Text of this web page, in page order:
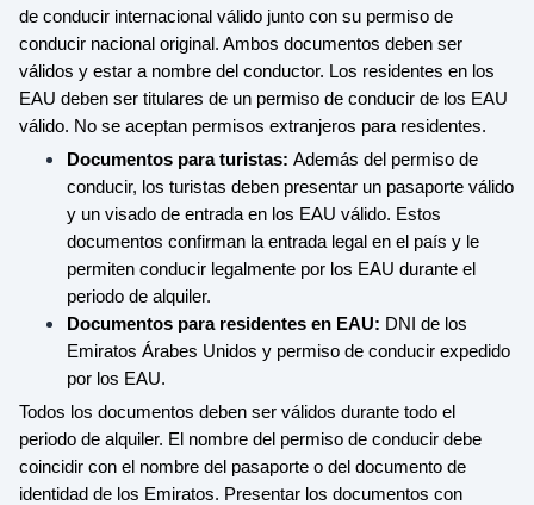
de conducir internacional válido junto con su permiso de
conducir nacional original. Ambos documentos deben ser
válidos y estar a nombre del conductor. Los residentes en los
EAU deben ser titulares de un permiso de conducir de los EAU
válido. No se aceptan permisos extranjeros para residentes.
Documentos para turistas: Además del permiso de
conducir, los turistas deben presentar un pasaporte válido
y un visado de entrada en los EAU válido. Estos
documentos confirman la entrada legal en el país y le
permiten conducir legalmente por los EAU durante el
periodo de alquiler.
Documentos para residentes en EAU: DNI de los
Emiratos Árabes Unidos y permiso de conducir expedido
por los EAU.
Todos los documentos deben ser válidos durante todo el
periodo de alquiler. El nombre del permiso de conducir debe
coincidir con el nombre del pasaporte o del documento de
identidad de los Emiratos. Presentar los documentos con